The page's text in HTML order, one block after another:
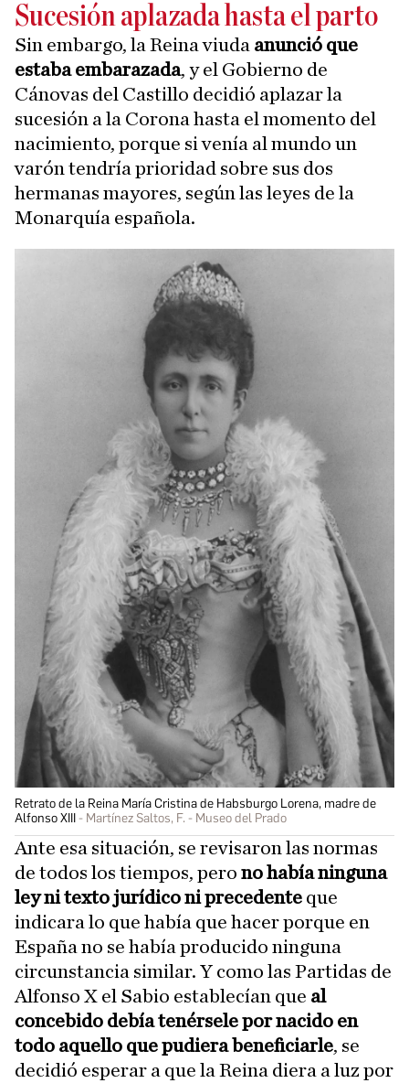
Sucesión aplazada hasta el parto
Sin embargo, la Reina viuda anunció que
estaba embarazada, y el Gobierno de
Cánovas del Castillo decidió aplazar la
sucesión a la Corona hasta el momento del
nacimiento, porque si venía al mundo un
varón tendría prioridad sobre sus dos
hermanas mayores, según las leyes de la
Monarquía española.
Retrato de la Reina María Cristina de Habsburgo Lorena, madre de
Alfonso XIII
Martínez Saltos, F. - Museo del Prado
Ante esa situación, se revisaron las normas
de todos los tiempos, pero no había ninguna
ley ni texto jurídico ni precedente que
indicara lo que había que hacer porque en
España no se había producido ninguna
circunstancia similar. Y como las Partidas de
Alfonso X el Sabio establecían que al
concebido debía tenérsele por nacido en
todo aquello que pudiera beneficiarle, se
decidió esperar a que la Reina diera a luz por